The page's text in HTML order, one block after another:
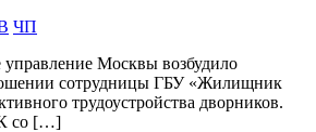
ЧП
управление Москвы возбудило
сотрудницы ГБУ «Жилищник
трудоустройства дворников.
со […]